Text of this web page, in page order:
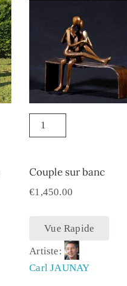
Couple sur banc
€1,450.00
Vue Rapide
Artiste:
Carl JAUNAY